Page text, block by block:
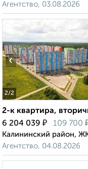
Агентство, 03.08.2026
2/2
‹
2-к квартира,
6 204 039 ₽ 109 700
Калининский район,
Агентство, 04.08.2026